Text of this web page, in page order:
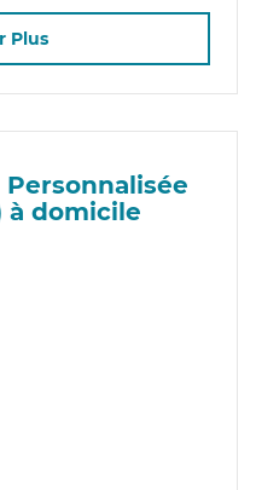
Plus
Personnalisée
à domicile